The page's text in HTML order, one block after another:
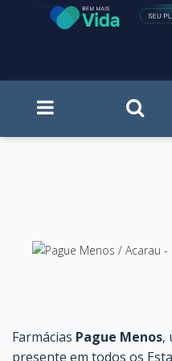
Farmácias Pague Menos,
presente em todos os